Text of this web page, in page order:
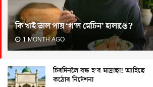
কি খাই ভাল পায় ‘গ’ল মেচিন’ হালাণ্ডে?
1 MONTH AGO
চিৰদিনলৈ বন্ধ হ’ব মাদ্ৰাছা! আহিছে
কঠোৰ নিৰ্দেশনা